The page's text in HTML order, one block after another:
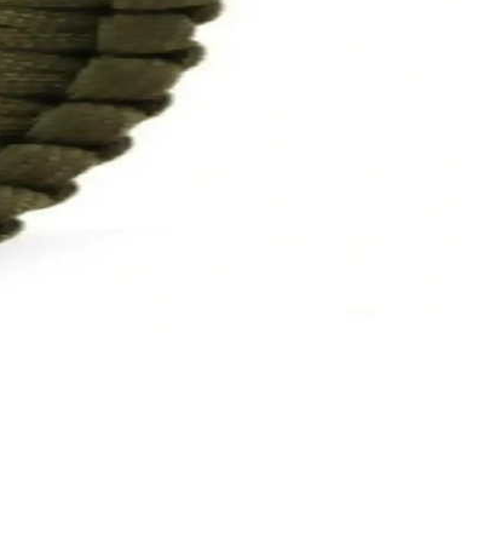
değerlendirme.
kullanıcılar tarafından beğenilen bir ürün.
ideal, estetik ve fonksiyonel tasarımıyla öne çıkar.
öne çıkar.